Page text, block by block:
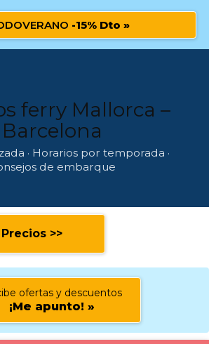
-15% Dto »
ferry Mallorca –
Barcelona
· Horarios por temporada ·
de embarque
>>
ofertas y descuentos
¡Me apunto! »